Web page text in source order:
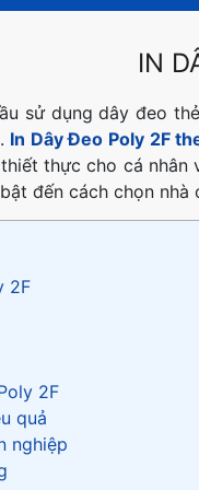
IN
sử dụng dây đeo
In Dây Đeo Poly 2F
thực cho cá
đến cách chọn nhà
2F
2F
quả
nghiệp